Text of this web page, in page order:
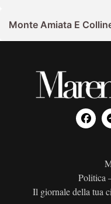
Monte Amiata E
Politica
Il giornale della tua